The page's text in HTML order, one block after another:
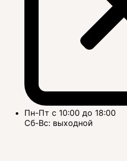
Пн-Пт с 10:00 до 18:00
Сб-Вс: выходной